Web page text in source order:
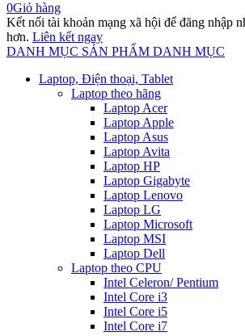
0Giỏ hàng
Kết nối tài khoản mạng xã hội để đăng nhập
hơn. Liên kết ngay
DANH MỤC SẢN PHẨM DANH MỤC
Laptop, Điện thoại, Tablet
Laptop theo hãng
Laptop Acer
Laptop Apple
Laptop Asus
Laptop Avita
Laptop HP
Laptop Gigabyte
Laptop Lenovo
Laptop LG
Laptop Microsoft
Laptop MSI
Laptop Dell
Laptop theo CPU
Intel Celeron/ Pentium
Intel Core i3
Intel Core i5
Intel Core i7